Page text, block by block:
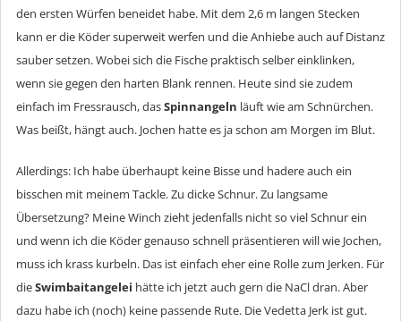
den ersten Würfen beneidet habe. Mit dem 2,6 m langen Stecken
kann er die Köder superweit werfen und die Anhiebe auch auf Distanz
sauber setzen. Wobei sich die Fische praktisch selber einklinken,
wenn sie gegen den harten Blank rennen. Heute sind sie zudem
einfach im Fressrausch, dasSpinnangeln läuft wie am Schnürchen.
Was beißt, hängt auch. Jochen hatte es ja schon am Morgen im Blut.
Allerdings: Ich habe überhaupt keine Bisse und hadere auch ein
bisschen mit meinem Tackle. Zu dicke Schnur. Zu langsame
Übersetzung? Meine Winch zieht jedenfalls nicht so viel Schnur ein
und wenn ich die Köder genauso schnell präsentieren will wie Jochen,
muss ich krass kurbeln. Das ist einfach eher eine Rolle zum Jerken. Für
dieSwimbaitangelei hätte ich jetzt auch gern die NaCl dran. Aber
dazu habe ich (noch) keine passende Rute. Die Vedetta Jerk ist gut.